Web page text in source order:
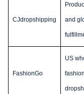
CJdropshipping and
FashionGo
US
fashion